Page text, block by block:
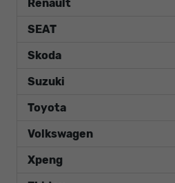
Renault
SEAT
Skoda
Suzuki
Toyota
Volkswagen
Xpeng